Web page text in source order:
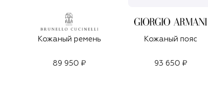
Кожаный ремень
89 950 ₽
Кожаный пояс
93 650 ₽